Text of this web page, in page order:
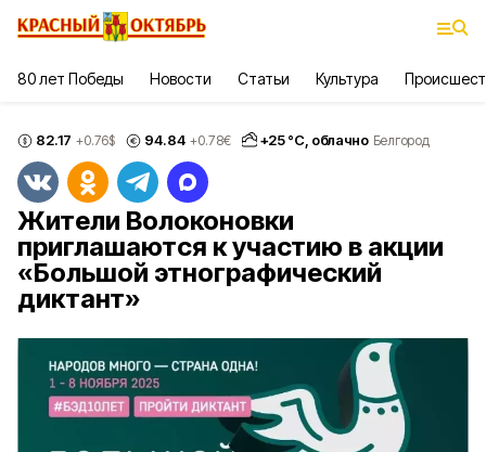
80 лет Победы Новости Статьи Культура
82.17 +0.76$ 94.84 +0.78€ +25°С, облачно Белгород
Жители Волоконовки
приглашаются к участию в акции
«Большой этнографический
диктант»